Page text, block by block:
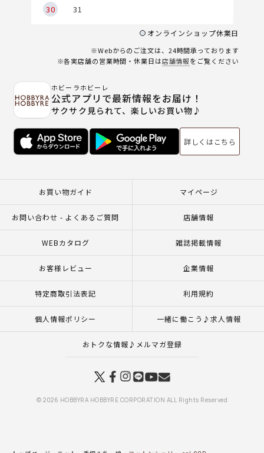
30
31
オンラインショップ休業日
※Webからのご注文は、24時間承っております
※各実店舗の営業時間・休業日は店舗情報をご覧ください
ホビーラホビーレ
公式アプリで最新情報をお届け！
サクサク見られて、楽しいお買い物♪
詳しくはこちら
お買い物ガイド マイページ
お問い合わせ - よくあるご質問 店舗情報
WEBカタログ 雑誌掲載情報
お客様レビュー 企業情報
特定商取引法表記 利用規約
個人情報ポリシー 一緒に働こう♪求人情報
おトクな情報♪メルマガ登録
© 2026 HOBBYRA HOBBYRE CORPORATION ALL Rights Reserved